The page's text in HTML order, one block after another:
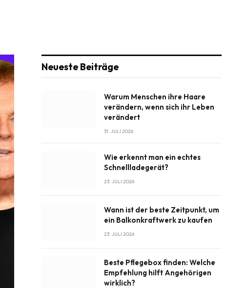
Neueste Beiträge
Warum Menschen ihre Haare
verändern, wenn sich ihr Leben
verändert
31. JULI 2026
Wie erkennt man ein echtes
Schnellladegerät?
23. JULI 2026
Wann ist der beste Zeitpunkt, um
ein Balkonkraftwerk zu kaufen
23. JULI 2026
Beste Pflegebox finden: Welche
Empfehlung hilft Angehörigen
wirklich?